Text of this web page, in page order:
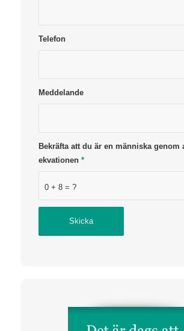
Telefon
Meddelande
0 + 8 = ?
Bekräfta att du är en människa genom
ekvationen *